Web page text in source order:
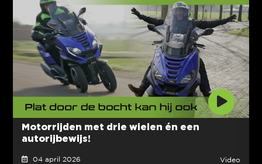
Motorrijden met drie wielen én een
autorijbewijs!
04 april 2026 Video